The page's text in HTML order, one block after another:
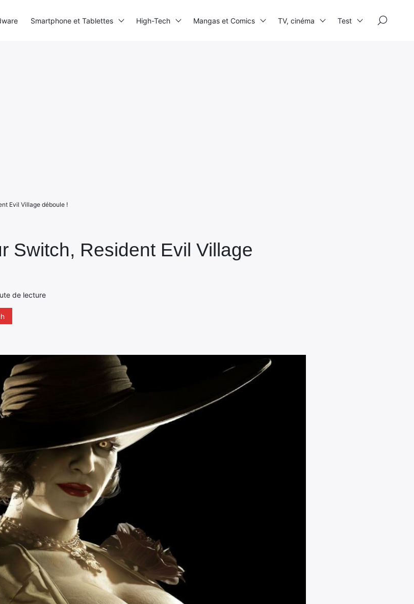
Switch, Resident Evil Village
de lecture
Evil Village déboule !
Smartphone et Tablettes High-Tech Mangas et Comics TV, cinéma Test